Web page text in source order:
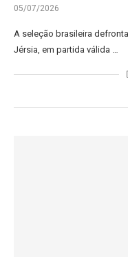
05/07/2026
A seleção brasileira
Jérsia, em partida válida …